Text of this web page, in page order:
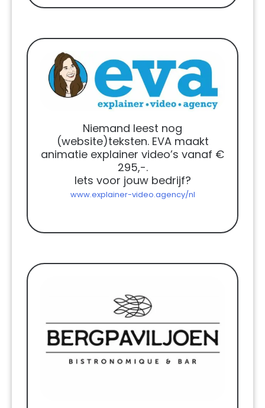
Niemand leest nog
(website)teksten. EVA maakt
animatie explainer video’s vanaf €
295,-.
Iets voor jouw bedrijf?
www.explainer-video.agency/nl